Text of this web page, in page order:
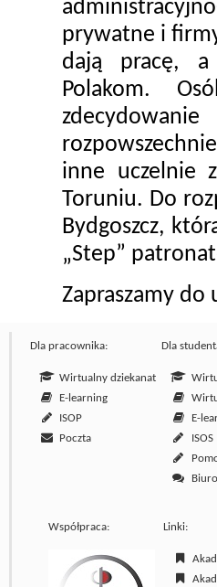
prywatne i
dają pracę, a
Polakom.
inne uczelnie
Toruniu. Do
Bydgoszcz,
„Step”
Zapraszamy do
Dla pracownika:
Wirtualny dziekanat
E-learning
ISOP
Poczta
Dla
E-
ISOS
Współpraca: Linki: